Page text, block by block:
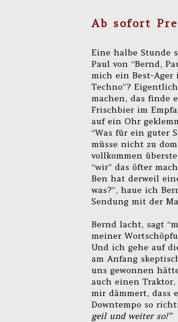
Ab sofort
Eine halbe Stunde
Paul von “Bernd,
mich ein Best-Ager
Techno”?
machen, das finde
Frischbier im
auf ein Ohr
“Was für ein guter
müsse nicht zu
vollkommen
“wir” das öfter
Ben hat derweil
was?”, haue ich
Sendung mit der
Bernd lacht, sagt
meiner
Und ich gehe auf
am Anfang
uns gewonnen
auch einen
mir dämmert, dass
Downtempo so
geil und weiter so!”